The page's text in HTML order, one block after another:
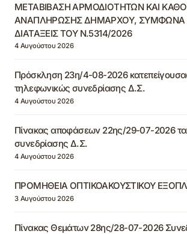
ΜΕΤΑΒΙΒΑΣΗ ΑΡΜΟΔΙΟΤΗΤΩΝ ΚΑΙ
ΑΝΑΠΛΗΡΩΣΗΣ ΔΗΜΑΡΧΟΥ, ΣΥΜΦΩΝΑ
ΔΙΑΤΑΞΕΙΣ ΤΟΥ Ν.5314/2026
4 Αυγούστου 2026
Πρόσκληση 23η/4-08-2026
τηλεφωνικώς συνεδρίασης Δ.Σ.
4 Αυγούστου 2026
Πίνακας αποφάσεων 22ης/29-07-2026
συνεδρίασης Δ.Σ.
4 Αυγούστου 2026
ΠΡΟΜΗΘΕΙΑ ΟΠΤΙΚΟΑΚΟΥΣΤΙΚΟΥ
3 Αυγούστου 2026
Πίνακας Θεμάτων 28ης/28-07-2026